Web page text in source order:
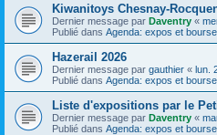
Kiwanitoys Chesnay-
Dernier message par Daventry «
Publié dans Agenda: expos et
Hazerail 2026
Dernier message par gauthier « lun.
Publié dans Agenda: expos et
Liste d'expositions par le
Dernier message par Daventry «
Publié dans Agenda: expos et